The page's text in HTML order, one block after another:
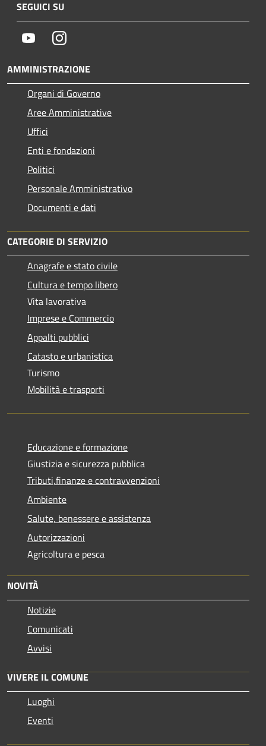
SEGUICI SU
YoutubeInstagram
AMMINISTRAZIONE
Organi di Governo
Aree Amministrative
Uffici
Enti e fondazioni
Politici
Personale Amministrativo
Documenti e dati
CATEGORIE DI SERVIZIO
Anagrafe e stato civile
Cultura e tempo libero
Vita lavorativa
Imprese e Commercio
Appalti pubblici
Catasto e urbanistica
Turismo
Mobilità e trasporti
Educazione e formazione
Giustizia e sicurezza pubblica
Tributi,finanze e contravvenzioni
Ambiente
Salute, benessere e assistenza
Autorizzazioni
Agricoltura e pesca
NOVITÀ
Notizie
Comunicati
Avvisi
VIVERE IL COMUNE
Luoghi
Eventi